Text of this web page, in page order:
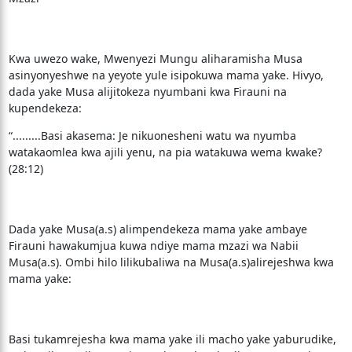
Kwa uwezo wake, Mwenyezi Mungu aliharamisha Musa
asinyonyeshwe na yeyote yule isipokuwa mama yake. Hivyo,
dada yake Musa alijitokeza nyumbani kwa Firauni na
kupendekeza:
“.........Basi akasema: Je nikuonesheni watu wa nyumba
watakaomlea kwa ajili yenu, na pia watakuwa wema kwake?
(28:12)
Dada yake Musa(a.s) alimpendekeza mama yake ambaye
Firauni hawakumjua kuwa ndiye mama mzazi wa Nabii
Musa(a.s). Ombi hilo lilikubaliwa na Musa(a.s)alirejeshwa kwa
mama yake:
Basi tukamrejesha kwa mama yake ili macho yake yaburudike,